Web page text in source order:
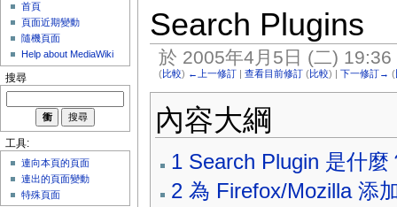
Search Plugins
於 2005年4月5日 (二)
(比較) ←上一修訂 |查看目前修訂 (比較) |下一修訂→ (
內容大綱
1 Search Plugin 是什麼
2 為 Firefox/Mozilla 添
首頁
頁面近期變動
隨機頁面
Help about MediaWiki
搜尋
工具:
連向本頁的頁面
連出的頁面變動
特殊頁面